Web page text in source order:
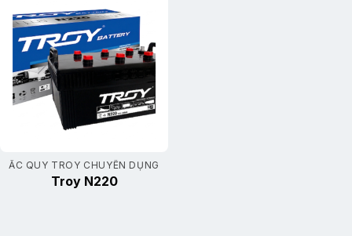
ẮC QUY TROY CHUYÊN DỤNG
Troy N220